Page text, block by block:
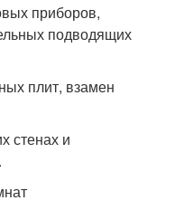
приборов,
подводящих
плит, взамен
стенах и